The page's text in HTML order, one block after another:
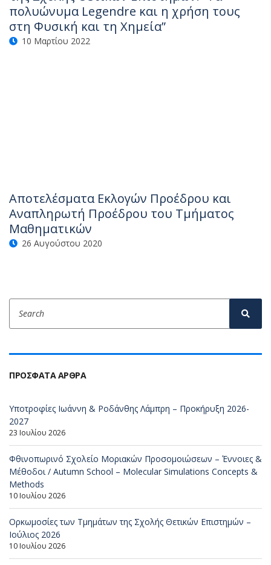
πολυώνυμα Legendre και η χρήση τους
στη Φυσική και τη Χημεία”
10 Μαρτίου 2022
Αποτελέσματα Εκλογών Προέδρου και
Αναπληρωτή Προέδρου του Τμήματος
Μαθηματικών
26 Αυγούστου 2020
Search
for:
ΠΡΌΣΦΑΤΑ ΆΡΘΡΑ
Υποτροφίες Ιωάννη & Ροδάνθης Λάμπρη – Προκήρυξη 2026-
2027
23 Ιουλίου 2026
Φθινοπωρινό Σχολείο Μοριακών Προσομοιώσεων – Έννοιες &
Μέθοδοι / Autumn School – Molecular Simulations Concepts &
Methods
10 Ιουλίου 2026
Ορκωμοσίες των Τμημάτων της Σχολής Θετικών Επιστημών –
Ιούλιος 2026
10 Ιουλίου 2026